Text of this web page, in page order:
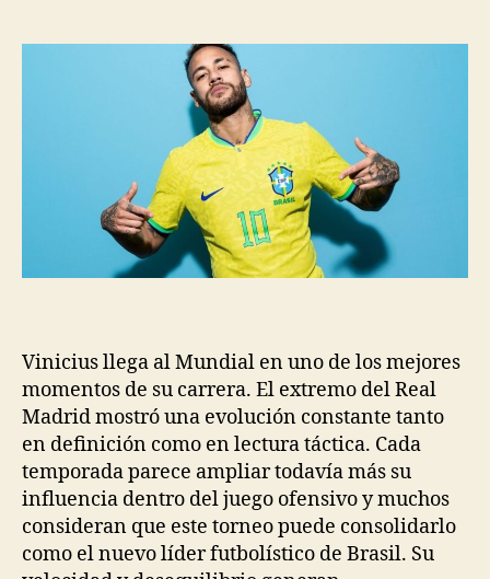
Vinicius llega al Mundial en uno de los mejores
momentos de su carrera. El extremo del Real
Madrid mostró una evolución constante tanto
en definición como en lectura táctica. Cada
temporada parece ampliar todavía más su
influencia dentro del juego ofensivo y muchos
consideran que este torneo puede consolidarlo
como el nuevo líder futbolístico de Brasil. Su